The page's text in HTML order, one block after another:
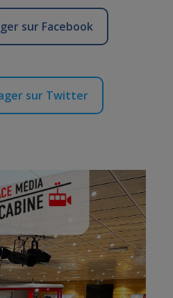
sur Facebook
sur Twitter